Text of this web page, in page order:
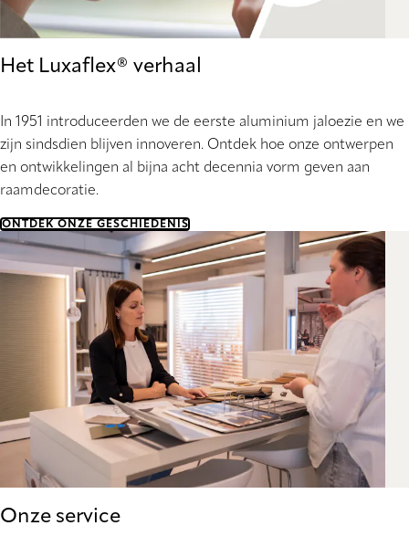
Het Luxaflex® verhaal
In 1951 introduceerden we de eerste aluminium jaloezie en we
zijn sindsdien blijven innoveren. Ontdek hoe onze ontwerpen
en ontwikkelingen al bijna acht decennia vorm geven aan
raamdecoratie.
ONTDEK ONZE GESCHIEDENIS
Onze service